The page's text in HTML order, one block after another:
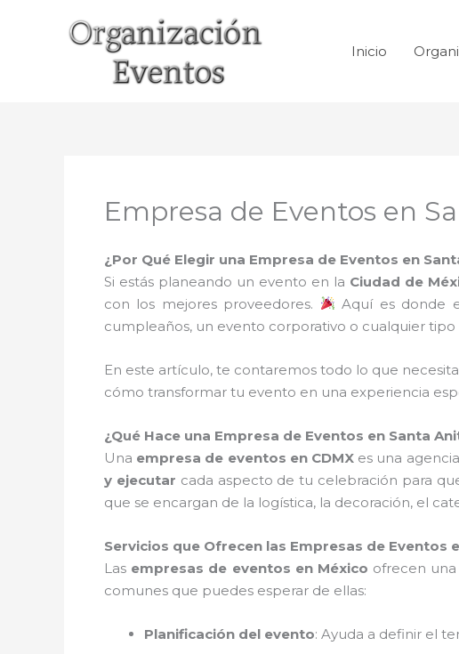
Inicio
Empresa de Eventos en
¿Por Qué Elegir una Empresa de Eventos en
Si estás planeando un evento en la Ciudad de
con los mejores proveedores.
Aquí es donde
cumpleaños, un evento corporativo o cualquier
En este artículo, te contaremos todo lo que
cómo transformar tu evento en una experiencia
¿Qué Hace una Empresa de Eventos en Santa
Una empresa de eventos en CDMXes una
y ejecutar cada aspecto de tu celebración para
que se encargan de la logística, la decoración, el
Servicios que Ofrecen las Empresas de Eventos
Las empresas de eventos en México ofrecen una
comunes que puedes esperar de ellas:
Planificación del evento: Ayuda a definir el